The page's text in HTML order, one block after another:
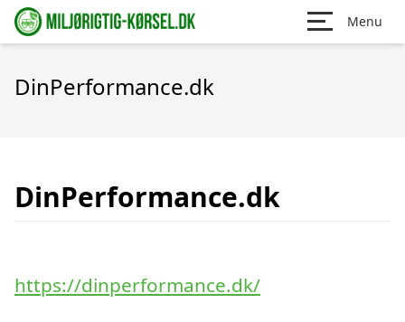
Menu
DinPerformance.dk
DinPerformance.dk
https://dinperformance.dk/